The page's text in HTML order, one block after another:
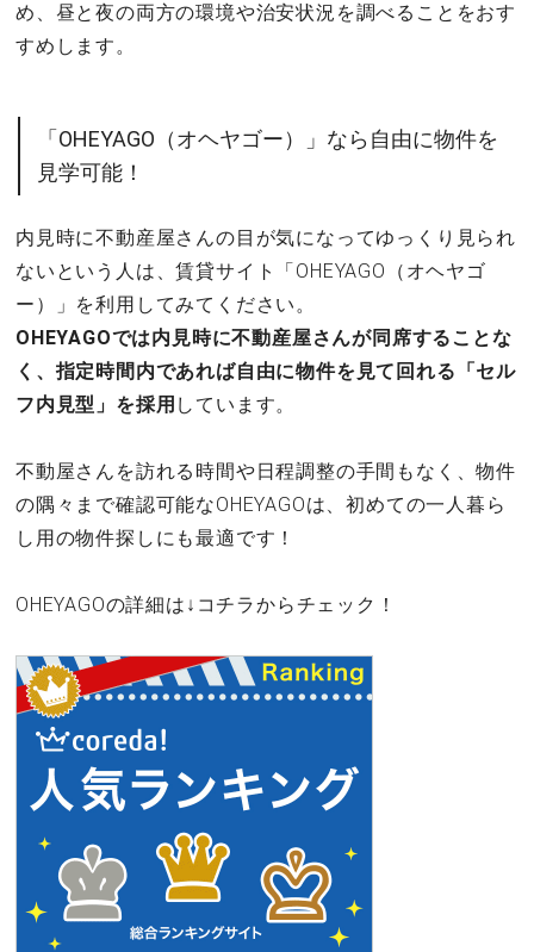
め、昼と夜の両方の環境や治安状況を調べることをおす
すめします。
「OHEYAGO（オヘヤゴー）」なら自由に物件を
見学可能！
内見時に不動産屋さんの目が気になってゆっくり見られ
ないという人は、賃貸サイト「OHEYAGO（オヘヤゴ
ー）」を利用してみてください。
OHEYAGOでは内見時に不動産屋さんが同席することな
く、指定時間内であれば自由に物件を見て回れる「セル
フ内見型」を採用 しています。
不動屋さんを訪れる時間や日程調整の手間もなく、物件
の隅々まで確認可能なOHEYAGOは、初めての一人暮ら
し用の物件探しにも最適です！
OHEYAGOの詳細は↓コチラからチェック！